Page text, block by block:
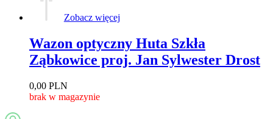
Zobacz więcej
Wazon optyczny Huta Szkła
Ząbkowice proj. Jan Sylwester Drost
0,00 PLN
brak w magazynie